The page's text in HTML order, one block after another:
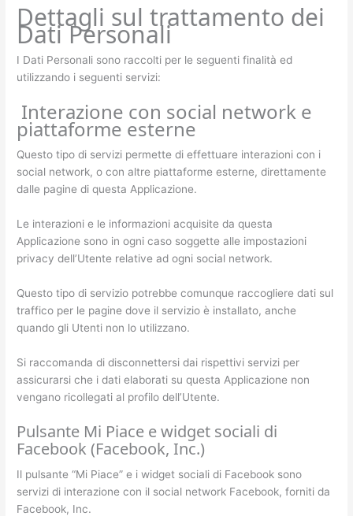
Dettagli sul trattamento dei
Dati Personali
I Dati Personali sono raccolti per le seguenti finalità ed
utilizzando i seguenti servizi:
Interazione con social network e
piattaforme esterne
Questo tipo di servizi permette di effettuare interazioni con i
social network, o con altre piattaforme esterne, direttamente
dalle pagine di questa Applicazione.
Le interazioni e le informazioni acquisite da questa
Applicazione sono in ogni caso soggette alle impostazioni
privacy dell’Utente relative ad ogni social network.
Questo tipo di servizio potrebbe comunque raccogliere dati sul
traffico per le pagine dove il servizio è installato, anche
quando gli Utenti non lo utilizzano.
Si raccomanda di disconnettersi dai rispettivi servizi per
assicurarsi che i dati elaborati su questa Applicazione non
vengano ricollegati al profilo dell’Utente.
Pulsante Mi Piace e widget sociali di
Facebook (Facebook, Inc.)
Il pulsante “Mi Piace” e i widget sociali di Facebook sono
servizi di interazione con il social network Facebook, forniti da
Facebook, Inc.